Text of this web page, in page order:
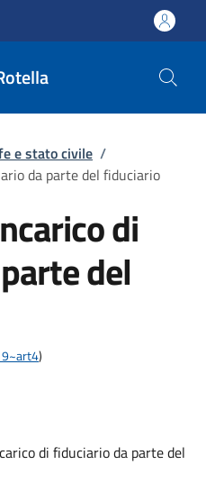
e stato civile /
da parte del fiduciario
di
del
)
di fiduciario da parte del